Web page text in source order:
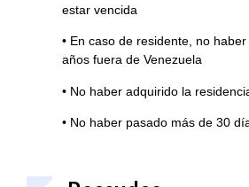
estar vencida
• En caso de residente, no
años fuera de Venezuela
• No haber adquirido la
• No haber pasado más de 30